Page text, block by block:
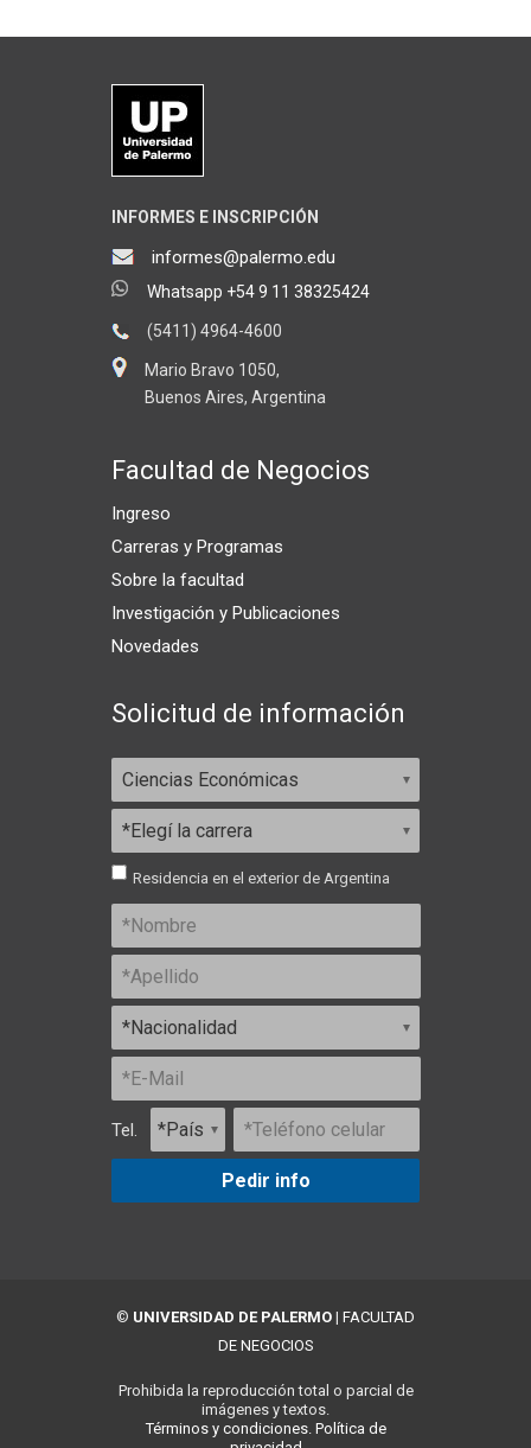
INFORMES E INSCRIPCIÓN
informes@palermo.edu
Whatsapp +54 9 11 38325424
(5411) 4964-4600
Mario Bravo 1050,
Buenos Aires, Argentina
Facultad de Negocios
Ingreso
Carreras y Programas
Sobre la facultad
Investigación y Publicaciones
Novedades
Solicitud de información
Residencia en el exterior de Argentina
Tel.
Pedir info
© UNIVERSIDAD DE PALERMO | FACULTAD
DE NEGOCIOS
Prohibida la reproducción total o parcial de
imágenes y textos.
Términos y condiciones. Política de